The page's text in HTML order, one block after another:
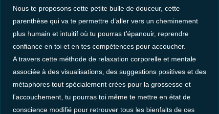
Nous te proposons cette petite bulle de douceur, cette
parenthèse qui va te permettre d’aller vers un cheminement
plus humain et intuitif où tu pourras t’épanouir, reprendre
confiance en toi et en tes compétences pour accoucher.
A travers cette méthode de relaxation corporelle et mentale
associée à des visualisations, des suggestions positives et des
métaphores tout spécialement crées pour la grossesse et
l’accouchement, tu pourras toi même te mettre en état de
conscience modifié pour retrouver tous les bienfaits de ces